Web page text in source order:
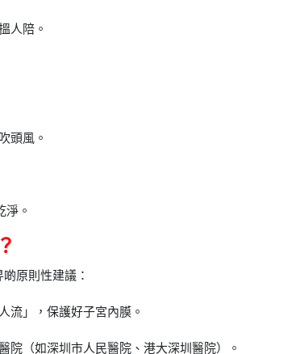
人陪。
頭風。
淨。
原則性建議：
流」，保護好子宮內膜。
院（如深圳市人民醫院、港大深圳醫院）。